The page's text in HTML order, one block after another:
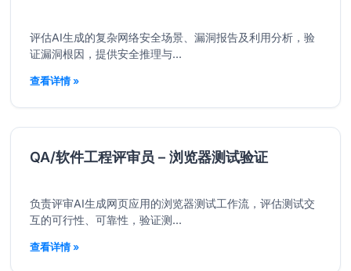
评估AI生成的复杂网络安全场景、漏洞报告及利用分析，验
证漏洞根因，提供安全推理与...
查看详情 »
QA/软件工程评审员 – 浏览器测试验证
负责评审AI生成网页应用的浏览器测试工作流，评估测试交
互的可行性、可靠性，验证测...
查看详情 »